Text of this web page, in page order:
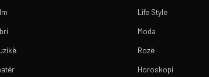
Life Style
Moda
Rozë
Horoskopi